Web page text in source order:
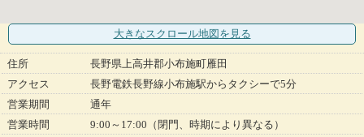
大きなスクロール地図 を見る
住所
長野県上高井郡小布施町雁田
アクセス
長野電鉄長野線小布施駅からタクシーで5分
営業期間
通年
営業時間
9:00～17:00（閉門、時期により異なる）